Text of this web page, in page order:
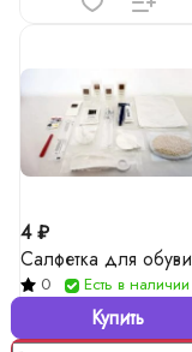
4 ₽
Салфетка для обуви
0 Есть в наличии
Купить